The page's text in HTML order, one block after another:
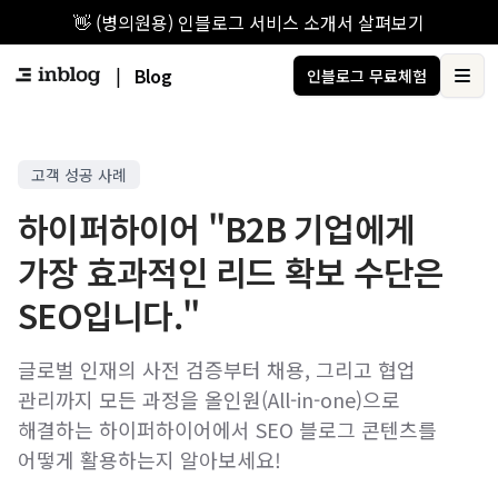
👋 (병의원용) 인블로그 서비스 소개서 살펴보기
| Blog 인블로그 무료체험
고객 성공 사례
하이퍼하이어 "B2B 기업에게
가장 효과적인 리드 확보 수단은
SEO입니다."
글로벌 인재의 사전 검증부터 채용, 그리고 협업
관리까지 모든 과정을 올인원(All-in-one)으로
해결하는 하이퍼하이어에서 SEO 블로그 콘텐츠를
어떻게 활용하는지 알아보세요!